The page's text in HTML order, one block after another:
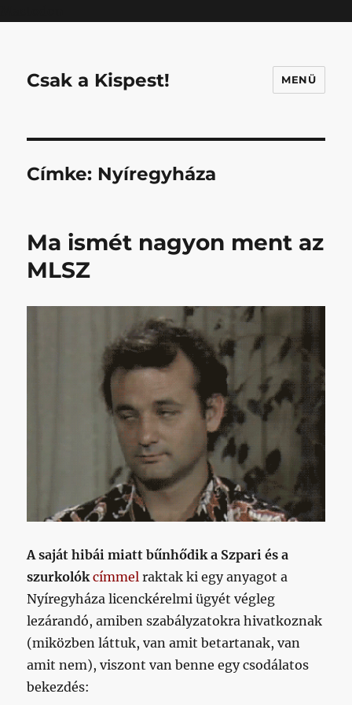
Csak a Kispest! MENÜ
Címke: Nyíregyháza
Ma ismét nagyon ment az
MLSZ
A saját hibái miatt bűnhődik a Szpari és a
szurkolók címmel raktak ki egy anyagot a
Nyíregyháza licenckérelmi ügyét végleg
lezárandó, amiben szabályzatokra hivatkoznak
(miközben láttuk, van amit betartanak, van
amit nem), viszont van benne egy csodálatos
bekezdés: